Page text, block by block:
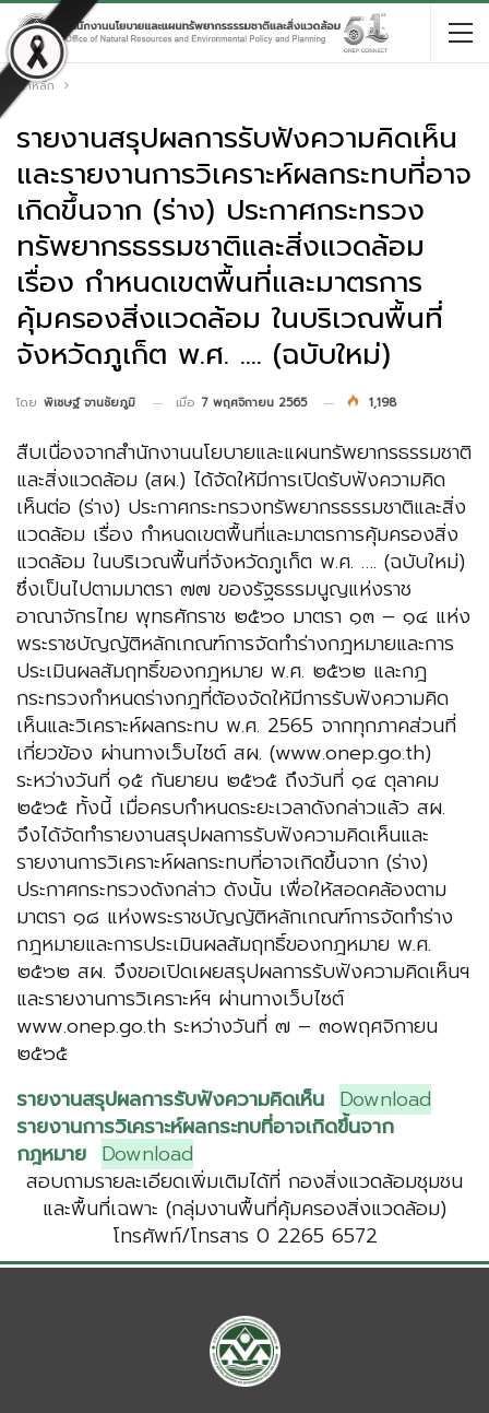
หน้าหลัก
รายงานสรุปผลการรับฟังความคิดเห็น
และรายงานการวิเคราะห์ผลกระทบที่อาจ
เกิดขึ้นจาก (ร่าง) ประกาศกระทรวง
ทรัพยากรธรรมชาติและสิ่งแวดล้อม
เรื่อง กำหนดเขตพื้นที่และมาตรการ
คุ้มครองสิ่งแวดล้อม ในบริเวณพื้นที่
จังหวัดภูเก็ต พ.ศ. …. (ฉบับใหม่)
โดย พิเชษฐ์ จานชัยภูมิ เมื่อ 7 พฤศจิกายน 2565 1,198
สืบเนื่องจากสำนักงานนโยบายและแผนทรัพยากรธรรมชาติ
และสิ่งแวดล้อม (สผ.) ได้จัดให้มีการเปิดรับฟังความคิด
เห็นต่อ (ร่าง) ประกาศกระทรวงทรัพยากรธรรมชาติและสิ่ง
แวดล้อม เรื่อง กำหนดเขตพื้นที่และมาตรการคุ้มครองสิ่ง
แวดล้อม ในบริเวณพื้นที่จังหวัดภูเก็ต พ.ศ. …. (ฉบับใหม่)
ซึ่งเป็นไปตามมาตรา ๗๗ ของรัฐธรรมนูญแห่งราช
อาณาจักรไทย พุทธศักราช ๒๕๖๐ มาตรา ๑๓ – ๑๔ แห่ง
พระราชบัญญัติหลักเกณฑ์การจัดทำร่างกฎหมายและการ
ประเมินผลสัมฤทธิ์ของกฎหมาย พ.ศ. ๒๕๖๒ และกฎ
กระทรวงกำหนดร่างกฎที่ต้องจัดให้มีการรับฟังความคิด
เห็นและวิเคราะห์ผลกระทบ พ.ศ. 2565 จากทุกภาคส่วนที่
เกี่ยวข้อง ผ่านทางเว็บไซต์ สผ. (www.onep.go.th)
ระหว่างวันที่ ๑๕ กันยายน ๒๕๖๕ ถึงวันที่ ๑๔ ตุลาคม
๒๕๖๕ ทั้งนี้ เมื่อครบกำหนดระยะเวลาดังกล่าวแล้ว สผ.
จึงได้จัดทำรายงานสรุปผลการรับฟังความคิดเห็นและ
รายงานการวิเคราะห์ผลกระทบที่อาจเกิดขึ้นจาก (ร่าง)
ประกาศกระทรวงดังกล่าว ดังนั้น เพื่อให้สอดคล้องตาม
มาตรา ๑๘ แห่งพระราชบัญญัติหลักเกณฑ์การจัดทำร่าง
กฎหมายและการประเมินผลสัมฤทธิ์ของกฎหมาย พ.ศ.
๒๕๖๒ สผ. จึงขอเปิดเผยสรุปผลการรับฟังความคิดเห็นฯ
และรายงานการวิเคราะห์ฯ ผ่านทางเว็บไซต์
www.onep.go.th ระหว่างวันที่ ๗ – ๓๐พฤศจิกายน
๒๕๖๕
รายงานสรุปผลการรับฟังความคิดเห็น Download
รายงานการวิเคราะห์ผลกระทบที่อาจเกิดขึ้นจาก
กฎหมาย Download
สอบถามรายละเอียดเพิ่มเติมได้ที่ กองสิ่งแวดล้อมชุมชน
และพื้นที่เฉพาะ (กลุ่มงานพื้นที่คุ้มครองสิ่งแวดล้อม)
โทรศัพท์/โทรสาร 0 2265 6572